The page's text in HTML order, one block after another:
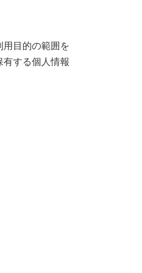
用目的の範囲を
する個人情報